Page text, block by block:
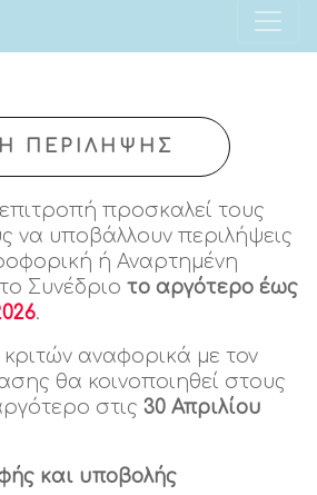
ΠΕΡΙΛΗΨΗΣ
προσκαλεί τους
να υποβάλλουν περιλήψεις
ή Αναρτημένη
Συνέδριο το αργότερο έως
.
αναφορικά με τον
θα κοινοποιηθεί στους
στις 30 Απριλίου
και υποβολής